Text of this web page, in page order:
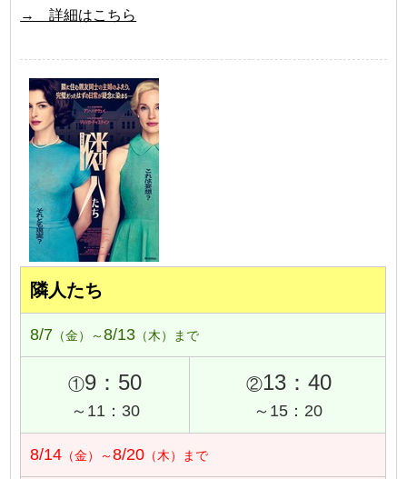
→ 詳細はこちら
隣人たち
8/7 （金）～8/13 （木）まで
①9：50
～11：30
②13：40
～15：20
8/14 （金）～8/20 （木）まで